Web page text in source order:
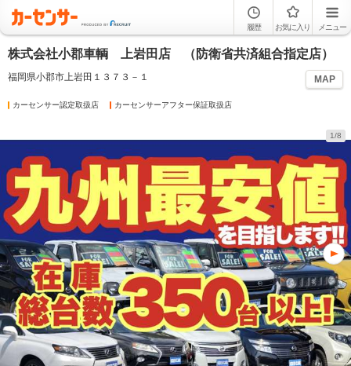
履歴 お気に入り メニュー
株式会社小郡車輌 上岩田店 （防衛省共済組合指定店）
福岡県小郡市上岩田１３７３－１ MAP
カーセンサー認定取扱店 カーセンサーアフター保証取扱店
1/8